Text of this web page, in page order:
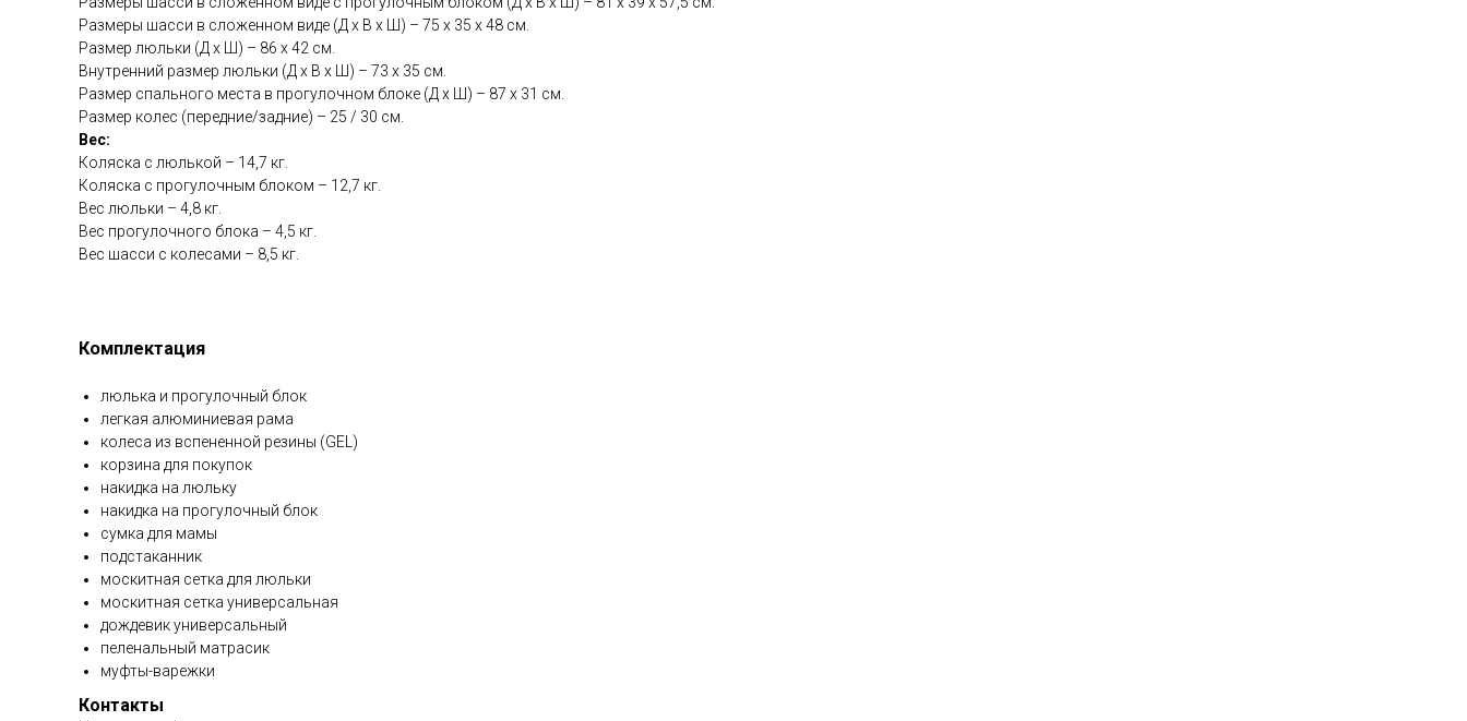
Размеры шасси в сложенном виде (Д х В х Ш) – 75 х 35 х 48 см.
Размер люльки (Д х Ш) – 86 х 42 см.
Внутренний размер люльки (Д х В х Ш) – 73 х 35 см.
Размер спального места в прогулочном блоке (Д х Ш) – 87 х 31 см.
Размер колес (передние/задние) – 25 / 30 см.
Вес:
Коляска с люлькой – 14,7 кг.
Коляска с прогулочным блоком – 12,7 кг.
Вес люльки – 4,8 кг.
Вес прогулочного блока – 4,5 кг.
Вес шасси с колесами – 8,5 кг.
Комплектация
люлька и прогулочный блок
легкая алюминиевая рама
колеса из вспененной резины (GEL)
корзина для покупок
накидка на люльку
накидка на прогулочный блок
сумка для мамы
подстаканник
москитная сетка для люльки
москитная сетка универсальная
дождевик универсальный
пеленальный матрасик
муфты-варежки
Контакты